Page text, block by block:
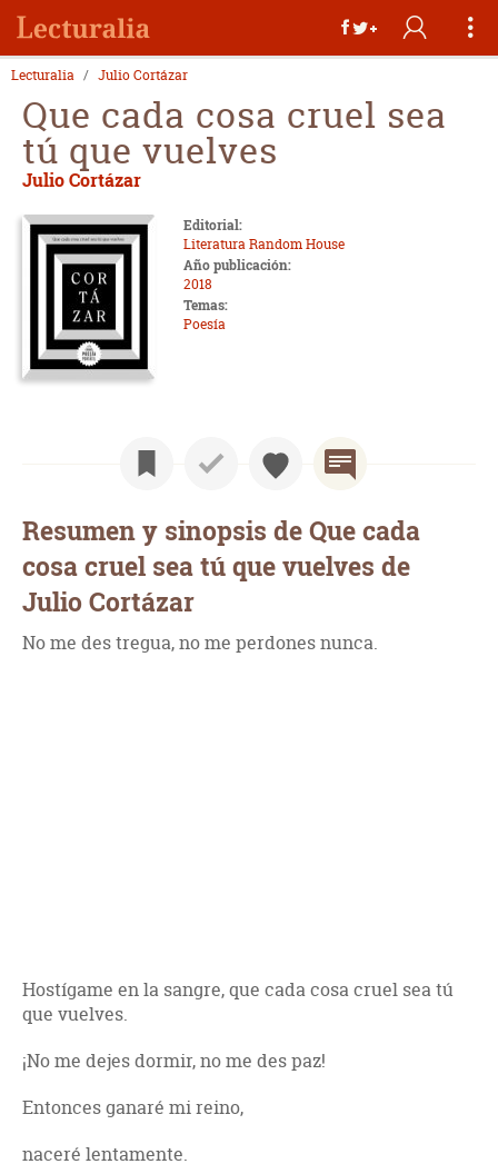
Lecturalia Julio Cortázar
Que cada cosa cruel sea
tú que vuelves
Julio Cortázar
Editorial:
Literatura Random House
Año publicación:
2018
Temas:
Poesía
Resumen y sinopsis de Que cada
cosa cruel sea tú que vuelves de
Julio Cortázar
No me des tregua, no me perdones nunca.
Hostígame en la sangre, que cada cosa cruel sea tú
que vuelves.
¡No me dejes dormir, no me des paz!
Entonces ganaré mi reino,
naceré lentamente.